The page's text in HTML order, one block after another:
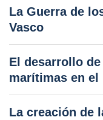
La Guerra de
Vasco
El desarrollo
marítimas en el
La creación de